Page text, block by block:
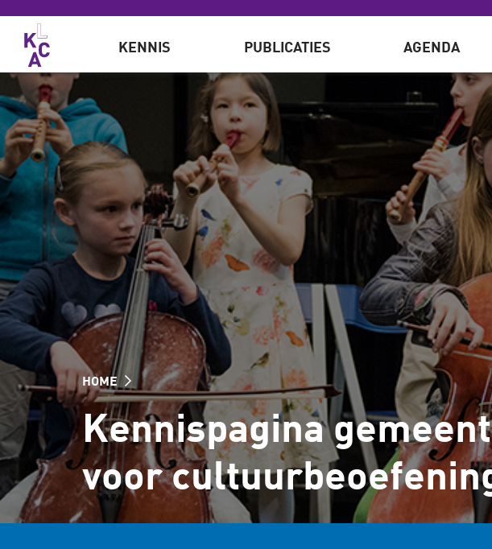
Overslaan en naar de inhoud gaan
KENNIS PUBLICATIES AGENDA
HOME
Kennispagina
voor